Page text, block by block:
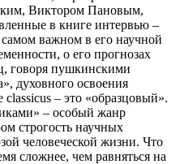
Виктором Пановым,
в книге интервью –
самом важном в его научной
о его прогнозах
говоря пушкинскими
духовного освоения
– это «образцовый».
– особый жанр
строгость научных
человеческой жизни. Что
сложнее, чем равняться на